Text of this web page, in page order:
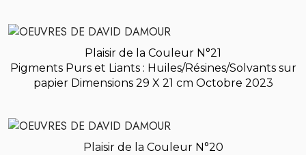
Plaisir de la Couleur N°21
Pigments Purs et Liants : Huiles/Résines/Solvants sur
papier Dimensions 29 X 21 cm Octobre 2023
Plaisir de la Couleur N°20